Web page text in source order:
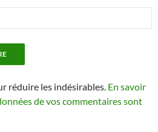
réduire les indésirables. En savoir
de vos commentaires sont